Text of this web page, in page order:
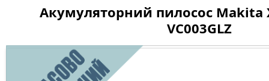
Акумуляторний пилосос Makita
VC003GLZ